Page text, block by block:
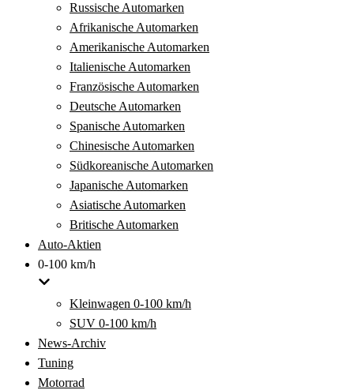
Russische Automarken
Afrikanische Automarken
Amerikanische Automarken
Italienische Automarken
Französische Automarken
Deutsche Automarken
Spanische Automarken
Chinesische Automarken
Südkoreanische Automarken
Japanische Automarken
Asiatische Automarken
Britische Automarken
Auto-Aktien
0-100 km/h
Kleinwagen 0-100 km/h
SUV 0-100 km/h
News-Archiv
Tuning
Motorrad